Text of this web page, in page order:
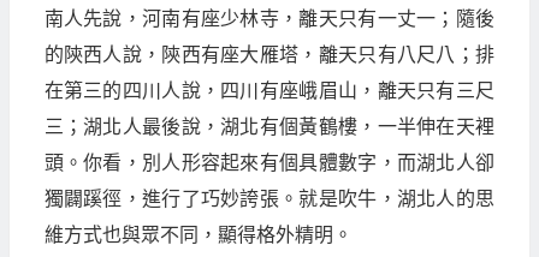
南人先說，河南有座少林寺，離天只有一丈一；隨後
的陝西人說，陝西有座大雁塔，離天只有八尺八；排
在第三的四川人說，四川有座峨眉山，離天只有三尺
三；湖北人最後說，湖北有個黃鶴樓，一半伸在天裡
頭。你看，別人形容起來有個具體數字，而湖北人卻
獨闢蹊徑，進行了巧妙誇張。就是吹牛，湖北人的思
維方式也與眾不同，顯得格外精明。